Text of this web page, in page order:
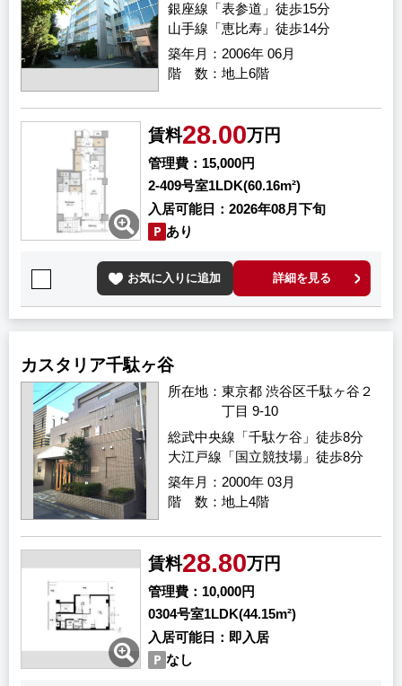
築年月 2006年 06月
銀座線「表参道」徒歩15分
山手線「恵比寿」徒歩14分
階 数 地上6階
賃料28.00万円
管理費
15,000円
2-409号室1LDK(60.16m²)
入居可能日
2026年08月下旬
あり
お気に入りに追加 詳細を見る
カスタリア千駄ヶ谷
所在地
東京都 渋谷区千駄ヶ谷２
丁目 9-10
築年月 2000年 03月
総武中央線「千駄ケ谷」徒歩8分
大江戸線「国立競技場」徒歩8分
階 数 地上4階
賃料28.80万円
管理費
10,000円
0304号室1LDK(44.15m²)
入居可能日
即入居
なし